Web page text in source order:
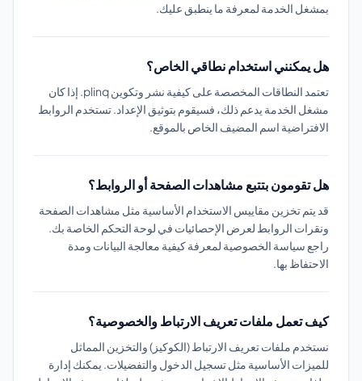
بمشغل الخدمة لمعرفة ما ينطبق عليك.
هل يمكنني استخدام نطاقي الخاص؟
تعتمد النطاقات المخصصة على كيفية نشر وتكوين plinq. إذا كان
مشغل الخدمة يدعم ذلك، فسيقوم بتوثيق الإعداد. تستخدم الروابط
الافتراضية اسم المضيف الخاص بالموقع.
هل تقومون بتتبع مشاهدات الصفحة أو الروابط؟
قد يتم تخزين مقاييس الاستخدام الأساسية مثل مشاهدات الصفحة
ونقرات الروابط لعرض الإحصائيات في لوحة التحكم الخاصة بك.
راجع سياسة الخصوصية لمعرفة كيفية معالجة البيانات ومدة
الاحتفاظ بها.
كيف تعمل ملفات تعريف الارتباط والخصوصية؟
نستخدم ملفات تعريف الارتباط (الكوكيز) والتخزين المماثل
للميزات الأساسية مثل تسجيل الدخول والتفضيلات. يمكنك إدارة